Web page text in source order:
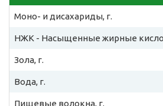
Моно- и дисахариды, г.
НЖК - Насыщенные жирные
Зола, г.
Вода, г.
Пищевые волокна, г.